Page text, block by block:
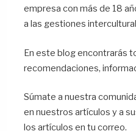
empresa con más de 18
a las gestiones
En este blog encontrarás
recomendaciones,
Súmate a nuestra
en nuestros artículos y a
los artículos en tu correo.